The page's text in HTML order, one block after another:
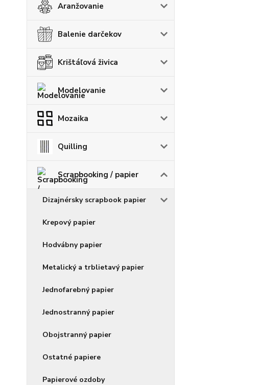
Aranžovanie
Balenie darčekov
Krištáľová živica
Modelovanie
Mozaika
Quilling
Scrapbooking / papier
Dizajnérsky scrapbook papier
Krepový papier
Hodvábny papier
Metalický a trblietavý papier
Jednofarebný papier
Jednostranný papier
Obojstranný papier
Ostatné papiere
Papierové ozdoby